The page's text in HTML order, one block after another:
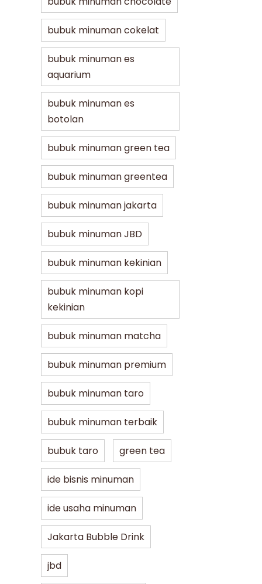
bubuk minuman cokelat
bubuk minuman es
aquarium
bubuk minuman es
botolan
bubuk minuman green tea
bubuk minuman greentea
bubuk minuman jakarta
bubuk minuman JBD
bubuk minuman kekinian
bubuk minuman kopi
kekinian
bubuk minuman matcha
bubuk minuman premium
bubuk minuman taro
bubuk minuman terbaik
bubuk taro green tea
ide bisnis minuman
ide usaha minuman
Jakarta Bubble Drink
jbd